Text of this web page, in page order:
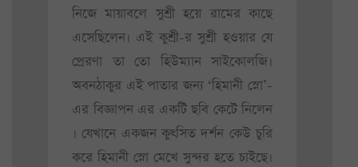
নিজে মায়াবলে সুশ্রী হয়ে রামের কাছে
এসেছিলেন। এই কুশ্রী-র সুশ্রী হওয়ার যে
প্রেরণা তা তো হিউম্যান সাইকোলজি।
অবনঠাকুর এই পাতার জন্য ‘হিমানী স্নো’-
এর বিজ্ঞাপন এর একটি ছবি কেটে নিলেন
। যেখানে একজন কুৎসিত দর্শন কেউ চুরি
করে হিমানী স্নো মেখে সুন্দর হতে চাইছে।